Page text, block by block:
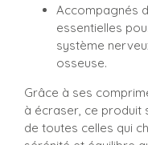
Accompagnés
essentielles
système
osseuse.
Grâce à ses
à écraser, ce produit
de toutes celles qui